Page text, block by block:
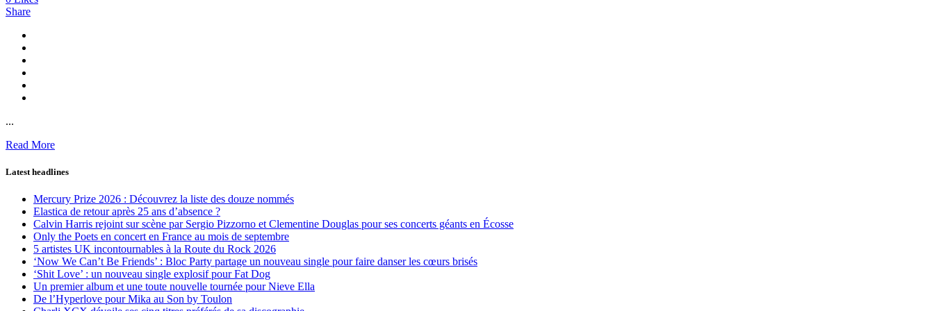
Share
...
Read More
Latest headlines
Mercury Prize 2026 : Découvrez la liste des douze nommés
Elastica de retour après 25 ans d’absence ?
Calvin Harris rejoint sur scène par Sergio Pizzorno et Clementine Douglas pour ses concerts géants en Écosse
Only the Poets en concert en France au mois de septembre
5 artistes UK incontournables à la Route du Rock 2026
‘Now We Can’t Be Friends’ : Bloc Party partage un nouveau single pour faire danser les cœurs brisés
‘Shit Love’ : un nouveau single explosif pour Fat Dog
Un premier album et une toute nouvelle tournée pour Nieve Ella
De l’Hyperlove pour Mika au Son by Toulon